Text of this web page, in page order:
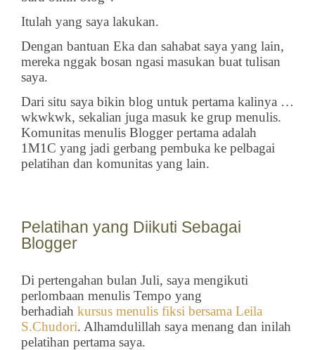
Itulah yang saya lakukan.
Dengan bantuan Eka dan sahabat saya yang lain,
mereka nggak bosan ngasi masukan buat tulisan
saya.
Dari situ saya bikin blog untuk pertama kalinya …
wkwkwk, sekalian juga masuk ke grup menulis.
Komunitas menulis Blogger pertama adalah
1M1C yang jadi gerbang pembuka ke pelbagai
pelatihan dan komunitas yang lain.
Pelatihan yang Diikuti Sebagai
Blogger
Di pertengahan bulan Juli, saya mengikuti
perlombaan menulis Tempo yang
berhadiah kursus menulis fiksi bersama Leila
S.Chudori. Alhamdulillah saya menang dan inilah
pelatihan pertama saya.